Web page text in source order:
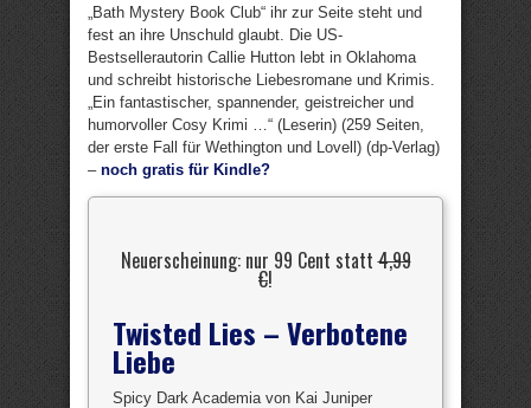
„Bath Mystery Book Club“ ihr zur Seite steht und
fest an ihre Unschuld glaubt. Die US-
Bestsellerautorin Callie Hutton lebt in Oklahoma
und schreibt historische Liebesromane und Krimis.
„Ein fantastischer, spannender, geistreicher und
humorvoller Cosy Krimi …“ (Leserin) (259 Seiten,
der erste Fall für Wethington und Lovell) (dp-Verlag)
– noch gratis für Kindle?
Neuerscheinung: nur 99 Cent statt4,99
€!
Twisted Lies – Verbotene
Liebe
Spicy Dark Academia von Kai Juniper